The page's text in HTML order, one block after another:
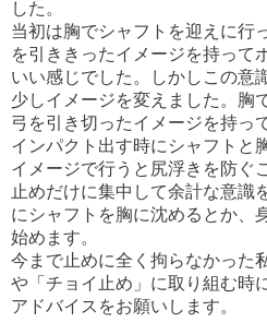
した。
当初は胸でシャフトを迎えに行
を引ききったイメージを持って
いい感じでした。しかしこの意
少しイメージを変えました。胸
弓を引き切ったイメージを持っ
インパクト出す時にシャフトと
イメージで行うと尻浮きを防ぐ
止めだけに集中して余計な意識
にシャフトを胸に沈めるとか、
始めます。
今まで止めに全く拘らなかった
や「チョイ止め」に取り組む時
アドバイスをお願いします。